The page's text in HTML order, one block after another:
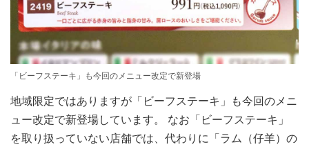
「ビーフステーキ」も今回のメニュー改定で新登場
地域限定ではありますが「ビーフステーキ」も今回のメニ
ュー改定で新登場しています。 なお「ビーフステーキ」
を取り扱っていない店舗では、代わりに「ラム（仔羊）の